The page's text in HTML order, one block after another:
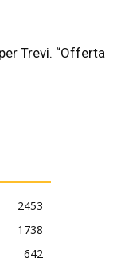
Trevi. “Offerta
2453
1738
642